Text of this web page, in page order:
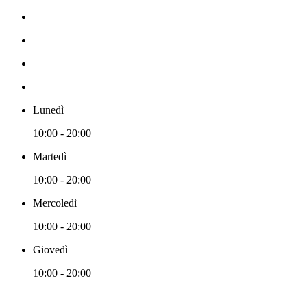
Lunedì
10:00 - 20:00
Martedì
10:00 - 20:00
Mercoledì
10:00 - 20:00
Giovedì
10:00 - 20:00